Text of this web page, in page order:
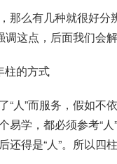
那么有几种就很好分
这点，后面我们会解
柱的方式
“人”而服务，假如
学，都必须参考“
得是“人”。所以四